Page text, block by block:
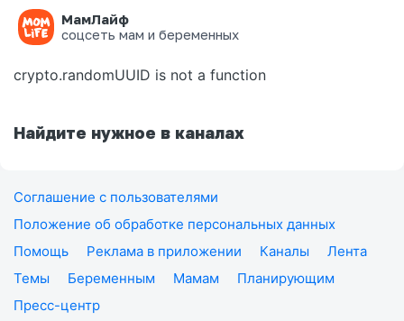
МамЛайф
соцсеть мам и беременных
Ошибка на странице
crypto.randomUUID is not a function
Найдите нужное в каналах
Соглашение с пользователями
Положение об обработке персональных данных
Помощь
Реклама в приложении Каналы
Лента
Темы
Беременным Мамам
Планирующим
Пресс-центр